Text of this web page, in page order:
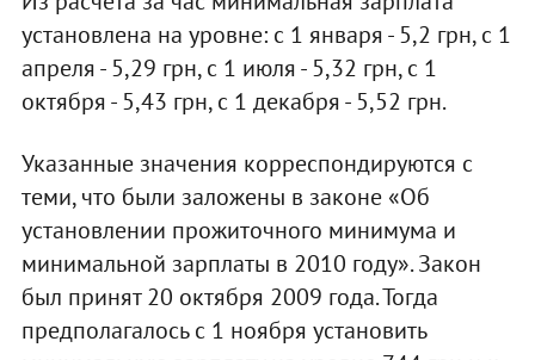
установлена на уровне: с 1 января - 5,2 грн, с 1
апреля - 5,29 грн, с 1 июля - 5,32 грн, с 1
октября - 5,43 грн, с 1 декабря - 5,52 грн.
Указанные значения корреспондируются с
теми, что были заложены в законе «Об
установлении прожиточного минимума и
минимальной зарплаты в 2010 году». Закон
был принят 20 октября 2009 года. Тогда
предполагалось с 1 ноября установить